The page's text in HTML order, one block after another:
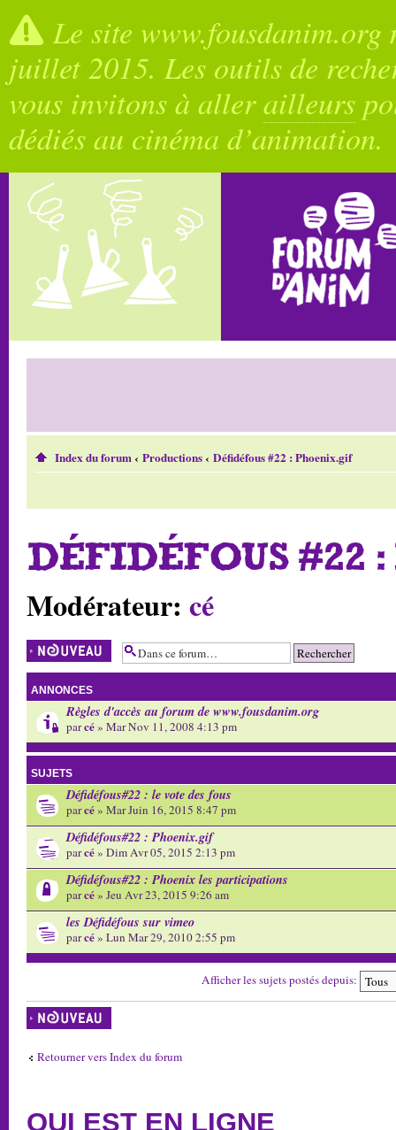
Le site
juillet 2015. Les outils de
vous invitons à allerailleurs
dédiés au cinéma d’animation.
Index du forum‹ Productions‹ Défidéfous #22 : Phoenix.gif
DÉFIDÉFOUS #22
Modérateur: cé
Écrire un nouveau
sujet
ANNONCES
Règles d'accès au forum de www.fousdanim.org
parcé» Mar Nov 11, 2008 4:13 pm
SUJETS
Défidéfous#22 : le vote des fous
parcé» Mar Juin 16, 2015 8:47 pm
Défidéfous#22 : Phoenix.gif
parcé» Dim Avr 05, 2015 2:13 pm
Défidéfous#22 : Phoenix les participations
parcé» Jeu Avr 23, 2015 9:26 am
les Défidéfous sur vimeo
parcé» Lun Mar 29, 2010 2:55 pm
Afficher les sujets postés depuis:
Écrire un nouveau
sujet
Retourner vers Index du forum
QUI EST EN LIGNE